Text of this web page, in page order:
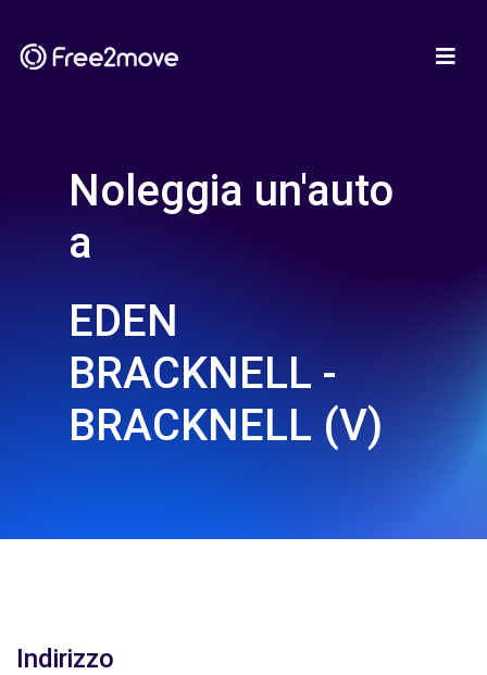
Noleggia un'auto
a
EDEN
BRACKNELL -
BRACKNELL (V)
Indirizzo